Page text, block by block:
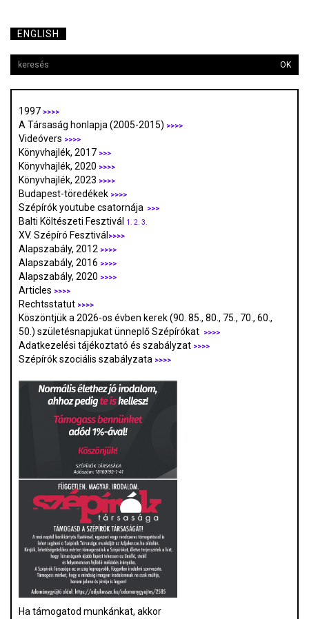
ENGLISH
OK
1997 >>>>
A Társaság honlapja (2005-2015) >>>>
Videóvers >>>>
Könyvhajlék, 2017 >>>
Könyvhajlék, 2020 >>>>
Könyvhajlék, 2023 >>>>
Budapest-töredékek >>>>
Szépírók youtube csatornája >>>
Balti Költészeti Fesztivál 1. 2. 3.
XV. Szépíró Fesztivál >>>>
Alapszabály, 2012 >>>>
Alapszabály, 2016 >>>>
Alapszabály, 2020 >>>>
Articles >>>>
Rechtsstatut >>>>
Köszöntjük a 2026-os évben kerek (90. 85., 80., 75., 70., 60.,
50.) születésnapjukat ünneplő Szépírókat
>>>>
Adatkezelési tájékoztató és szabályzat >>>>
Szépírók szociális szabályzata >>>>
Ha támogatod munkánkat, akkor